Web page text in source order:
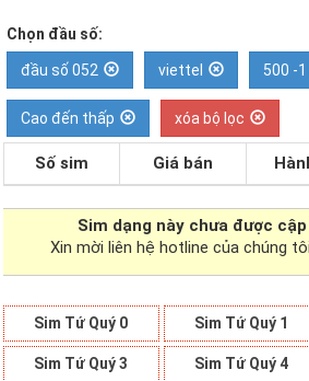
Chọn đầu số:
đầu số 052 viettel 500 -
Cao đến thấp xóa bộ lọc
Số sim Giá bán
Sim dạng này chưa được
Xin mời liên hệ hotline của chúng
Sim Tứ Quý 0 Sim Tứ Quý 1
Sim Tứ Quý 3 Sim Tứ Quý 4